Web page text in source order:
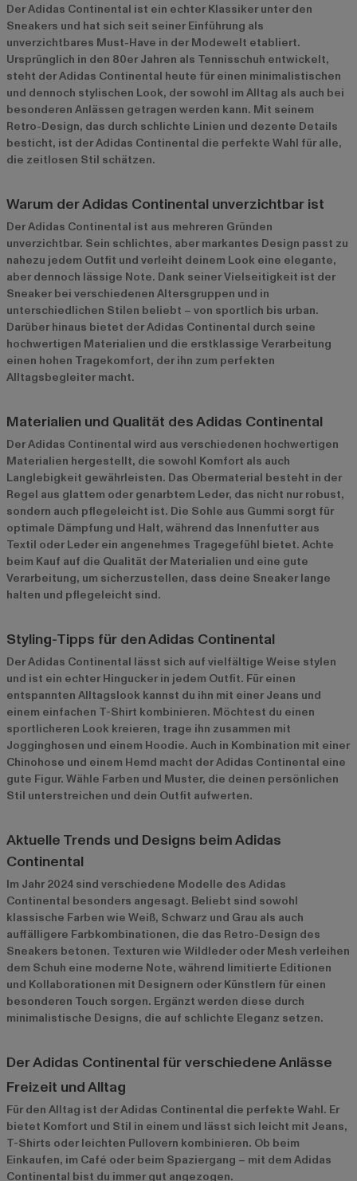
Der Adidas Continental ist ein echter Klassiker unter den
Sneakers und hat sich seit seiner Einführung als
unverzichtbares Must-Have in der Modewelt etabliert.
Ursprünglich in den 80er Jahren als Tennisschuh entwickelt,
steht der Adidas Continental heute für einen minimalistischen
und dennoch stylischen Look, der sowohl im Alltag als auch bei
besonderen Anlässen getragen werden kann. Mit seinem
Retro-Design, das durch schlichte Linien und dezente Details
besticht, ist der Adidas Continental die perfekte Wahl für alle,
die zeitlosen Stil schätzen.
Warum der Adidas Continental unverzichtbar ist
Der Adidas Continental ist aus mehreren Gründen
unverzichtbar. Sein schlichtes, aber markantes Design passt zu
nahezu jedem Outfit und verleiht deinem Look eine elegante,
aber dennoch lässige Note. Dank seiner Vielseitigkeit ist der
Sneaker bei verschiedenen Altersgruppen und in
unterschiedlichen Stilen beliebt – von sportlich bis urban.
Darüber hinaus bietet der Adidas Continental durch seine
hochwertigen Materialien und die erstklassige Verarbeitung
einen hohen Tragekomfort, der ihn zum perfekten
Alltagsbegleiter macht.
Materialien und Qualität des Adidas Continental
Der Adidas Continental wird aus verschiedenen hochwertigen
Materialien hergestellt, die sowohl Komfort als auch
Langlebigkeit gewährleisten. Das Obermaterial besteht in der
Regel aus glattem oder genarbtem Leder, das nicht nur robust,
sondern auch pflegeleicht ist. Die Sohle aus Gummi sorgt für
optimale Dämpfung und Halt, während das Innenfutter aus
Textil oder Leder ein angenehmes Tragegefühl bietet. Achte
beim Kauf auf die Qualität der Materialien und eine gute
Verarbeitung, um sicherzustellen, dass deine Sneaker lange
halten und pflegeleicht sind.
Styling-Tipps für den Adidas Continental
Der Adidas Continental lässt sich auf vielfältige Weise stylen
und ist ein echter Hingucker in jedem Outfit. Für einen
entspannten Alltagslook kannst du ihn mit einer Jeans und
einem einfachen T-Shirt kombinieren. Möchtest du einen
sportlicheren Look kreieren, trage ihn zusammen mit
Jogginghosen und einem Hoodie. Auch in Kombination mit einer
Chinohose und einem Hemd macht der Adidas Continental eine
gute Figur. Wähle Farben und Muster, die deinen persönlichen
Stil unterstreichen und dein Outfit aufwerten.
Aktuelle Trends und Designs beim Adidas
Continental
Im Jahr 2024 sind verschiedene Modelle des Adidas
Continental besonders angesagt. Beliebt sind sowohl
klassische Farben wie Weiß, Schwarz und Grau als auch
auffälligere Farbkombinationen, die das Retro-Design des
Sneakers betonen. Texturen wie Wildleder oder Mesh verleihen
dem Schuh eine moderne Note, während limitierte Editionen
und Kollaborationen mit Designern oder Künstlern für einen
besonderen Touch sorgen. Ergänzt werden diese durch
minimalistische Designs, die auf schlichte Eleganz setzen.
Der Adidas Continental für verschiedene Anlässe
Freizeit und Alltag
Für den Alltag ist der Adidas Continental die perfekte Wahl. Er
bietet Komfort und Stil in einem und lässt sich leicht mit Jeans,
T-Shirts oder leichten Pullovern kombinieren. Ob beim
Einkaufen, im Café oder beim Spaziergang – mit dem Adidas
Continental bist du immer gut angezogen.